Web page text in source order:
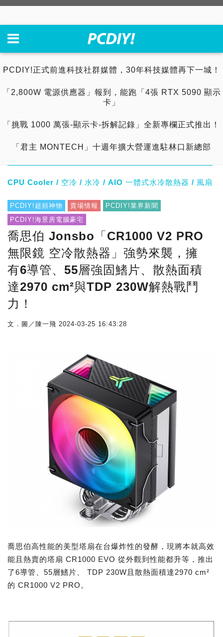
PCDIY!正式前進科技社群媒體，30年科技媒體再下一城！
「2,800W 電源供應器」報到，能跑「4張 RTX 5090 顯示
卡」
「挑戰 1000 萬張-顯示卡-拆解記錄」全新專欄正式推出！
「君主 MONTECH」十週年擴大營運進駐林口新總部
CPU Cooler / 空冷 / 水冷 / AIO 一體式水冷散熱器 / 風扇
PCDIY!超頻神物 賣場情報
PCDIY!業界新聞
PCDIY!海景房電腦豪宅
喬思伯 Jonsbo「CR1000 V2 PRO
無限鏡 空冷散熱器」強勢來襲，擁
有6導管、55層強固鰭片、散熱面積
達2970 cm²與TDP 230W解熱戰鬥
力！
文．圖／陳一飛 2024-03-25 16:43:28
喬思伯高性能的美型塔扇在台爆炸性的發酵，現將本就高效
能且熱賣的塔扇 CR1000 EVO 從外觀到性能都升等，推出
了6導管、55層鰭片、 TDP 230W且散熱面積達2970 cm²
的 CR1000 V2 PRO。